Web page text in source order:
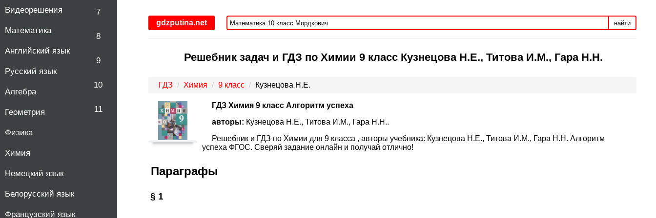
Видеорешения
Математика
Английский язык
Русский язык
Алгебра
Геометрия
Физика
Химия
Немецкий язык
Белорусский язык
Французский язык
7
8
9
10
11
gdzputina.net найти
Решебник задач и ГДЗ по Химии 9 класс Кузнецова Н.Е., Титова И.М., Гара Н.Н.
ГДЗ Химия 9 класс Кузнецова Н.Е.
ГДЗ Химия 9 класс Алгоритм успеха
авторы: Кузнецова Н.Е., Титова И.М., Гара Н.Н..
Решебник и ГДЗ по Химии для 9 класса , авторы учебника: Кузнецова Н.Е., Титова И.М., Гара Н.Н. Алгоритм
успеха ФГОС. Сверяй задание онлайн и получай отлично!
Параграфы
§ 1